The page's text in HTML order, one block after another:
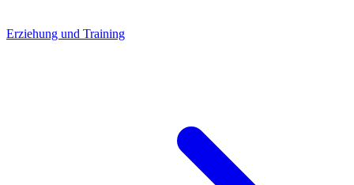
Erziehung und Training